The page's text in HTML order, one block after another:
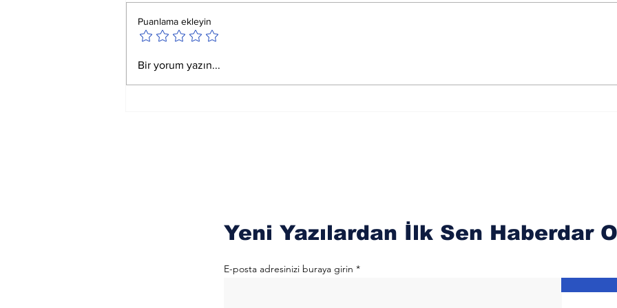
Ay Yay Burcunda
Akreplere Etkileri
Puanlama ekleyin
Bir yorum yazın...
Yeni Yazılardan İlk Sen Haberdar
E-posta adresinizi buraya girin